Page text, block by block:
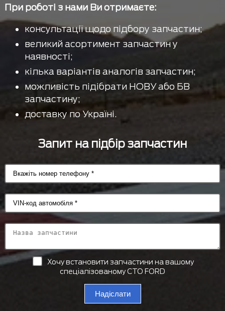
При роботі з нами Ви отримаєте:
консультації щодо підбору запчастин;
великий асортимент запчастин у
наявності;
кілька варіантів аналогів запчастин;
можливість підібрати НОВУ або БВ
запчастину;
доставку по Україні.
Запит на підбір запчастин
Хочу встановити запчастини на вашому
спеціалізованому СТО FORD
Надіслати